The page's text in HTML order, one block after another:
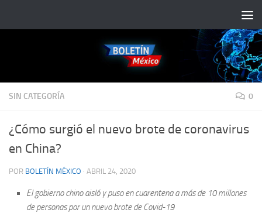
SIN CATEGORÍA 0
¿Cómo surgió el nuevo brote de coronavirus
en China?
POR BOLETÍN MÉXICO · ABRIL 24, 2020
El gobierno chino aisló y puso en cuarentena a más de 10 millones
de personas por un nuevo brote de Covid-19